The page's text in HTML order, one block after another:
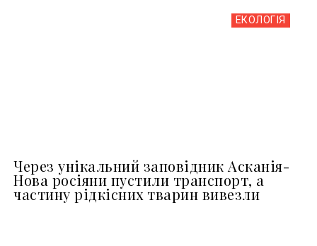
ЕКОЛОГІЯ
Через унікальний заповідник Асканія-
Нова росіяни пустили транспорт, а
частину рідкісних тварин вивезли